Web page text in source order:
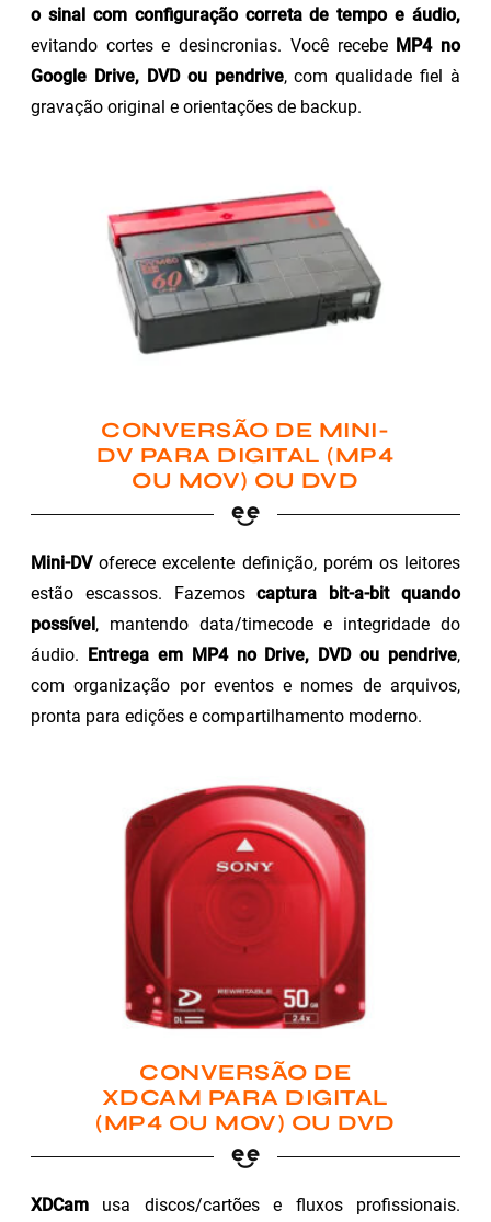
o sinal com configuração correta de tempo e áudio,
evitando cortes e desincronias. Você recebe MP4 no
Google Drive, DVD ou pendrive, com qualidade fiel à
gravação original e orientações de backup.
CONVERSÃO DE MINI-
DV PARA DIGITAL (MP4
OU MOV) OU DVD
Mini-DVoferece excelente definição, porém os leitores
estão escassos. Fazemoscaptura bit-a-bit quando
possível, mantendo data/timecode e integridade do
áudio. Entrega em MP4 no Drive, DVD ou pendrive,
com organização por eventos e nomes de arquivos,
pronta para edições e compartilhamento moderno.
CONVERSÃO DE
XDCAM PARA DIGITAL
(MP4 OU MOV) OU DVD
XDCam usa discos/cartões e fluxos profissionais.